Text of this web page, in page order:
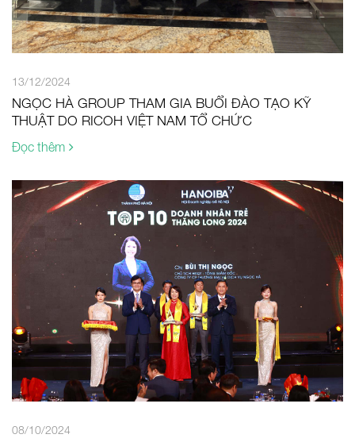
13/12/2024
NGỌC HÀ GROUP THAM GIA BUỔI ĐÀO TẠO KỸ
THUẬT DO RICOH VIỆT NAM TỔ CHỨC
Đọc thêm
08/10/2024